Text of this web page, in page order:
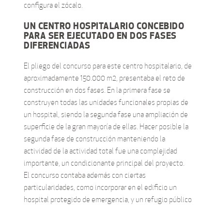
configura el zócalo.
UN CENTRO HOSPITALARIO CONCEBIDO
PARA SER EJECUTADO EN DOS FASES
DIFERENCIADAS
El pliego del concurso para este centro hospitalario, de
aproximadamente 150.000 m2, presentaba el reto de
construcción en dos fases. En la primera fase se
construyen todas las unidades funcionales propias de
un hospital, siendo la segunda fase una ampliación de
superficie de la gran mayoría de ellas. Hacer posible la
segunda fase de construcción manteniendo la
actividad de la actividad total fue una complejidad
importante, un condicionante principal del proyecto.
El concurso contaba además con ciertas
particularidades, como incorporar en el edificio un
hospital protegido de emergencia, y un refugio público